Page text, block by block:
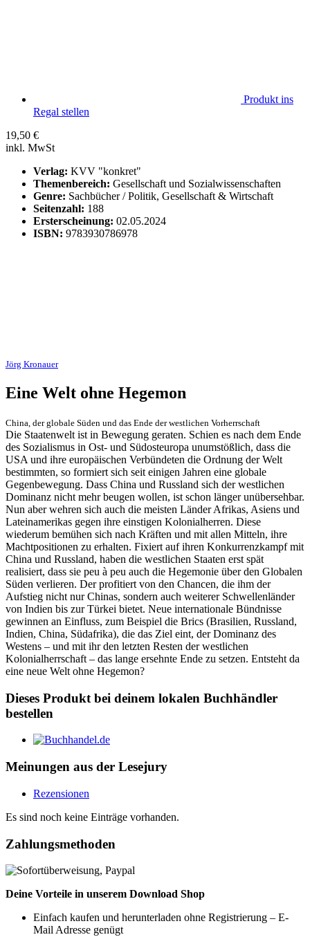
Produkt ins
Regal stellen
19,50 €
inkl. MwSt
Verlag: KVV "konkret"
Themenbereich: Gesellschaft und Sozialwissenschaften
Genre: Sachbücher / Politik, Gesellschaft & Wirtschaft
Seitenzahl: 188
Ersterscheinung: 02.05.2024
ISBN: 9783930786978
Jörg Kronauer
Eine Welt ohne Hegemon
China, der globale Süden und das Ende der westlichen Vorherrschaft
Die Staatenwelt ist in Bewegung geraten. Schien es nach dem Ende
des Sozialismus in Ost- und Südosteuropa unumstößlich, dass die
USA und ihre europäischen Verbündeten die Ordnung der Welt
bestimmten, so formiert sich seit einigen Jahren eine globale
Gegenbewegung. Dass China und Russland sich der westlichen
Dominanz nicht mehr beugen wollen, ist schon länger unübersehbar.
Nun aber wehren sich auch die meisten Länder Afrikas, Asiens und
Lateinamerikas gegen ihre einstigen Kolonialherren. Diese
wiederum bemühen sich nach Kräften und mit allen Mitteln, ihre
Machtpositionen zu erhalten. Fixiert auf ihren Konkurrenzkampf mit
China und Russland, haben die westlichen Staaten erst spät
realisiert, dass sie peu à peu auch die Hegemonie über den Globalen
Süden verlieren. Der profitiert von den Chancen, die ihm der
Aufstieg nicht nur Chinas, sondern auch weiterer Schwellenländer
von Indien bis zur Türkei bietet. Neue internationale Bündnisse
gewinnen an Einfluss, zum Beispiel die Brics (Brasilien, Russland,
Indien, China, Südafrika), die das Ziel eint, der Dominanz des
Westens – und mit ihr den letzten Resten der westlichen
Kolonialherrschaft – das lange ersehnte Ende zu setzen. Entsteht da
eine neue Welt ohne Hegemon?
Dieses Produkt bei deinem lokalen Buchhändler
bestellen
Meinungen aus der Lesejury
Rezensionen
Es sind noch keine Einträge vorhanden.
Zahlungsmethoden
Deine Vorteile in unserem Download Shop
Einfach kaufen und herunterladen ohne Registrierung – E-
Mail Adresse genügt